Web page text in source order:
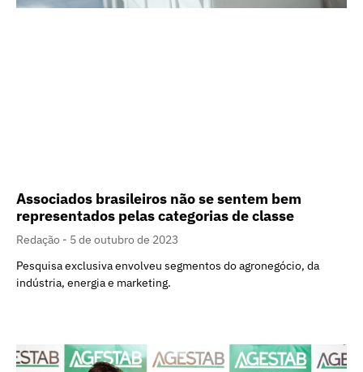
Associados brasileiros não se sentem bem
representados pelas categorias de classe
Redação
5 de outubro de 2023
Pesquisa exclusiva envolveu segmentos do agronegócio, da
indústria, energia e marketing.